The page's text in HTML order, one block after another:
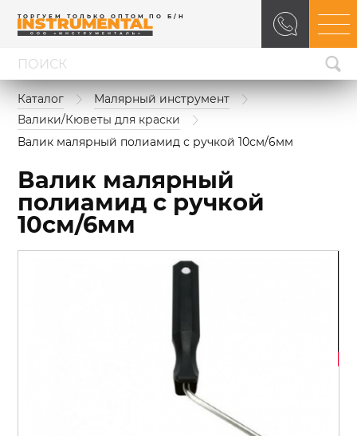
ТОРГУЕМ ТОЛЬКО ОПТОМ ПО Б/Н
Каталог
Малярный инструмент
Валики/Кюветы для краски
Валик малярный полиамид с ручкой 10см/6мм
Валик малярный
полиамид с ручкой
10см/6мм